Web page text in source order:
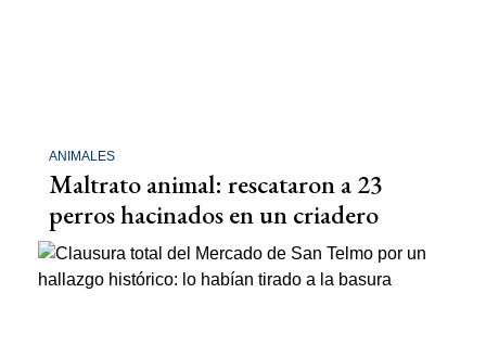
ANIMALES
Maltrato animal: rescataron a 23
perros hacinados en un criadero